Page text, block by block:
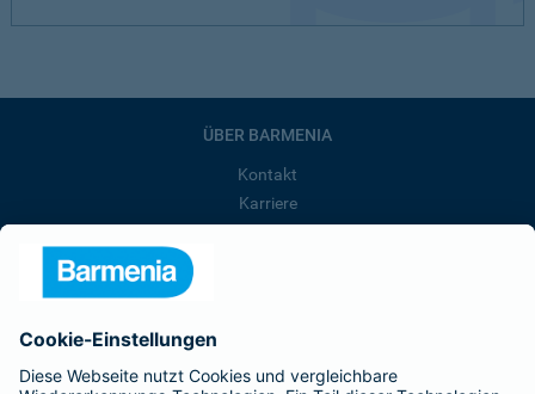
ÜBER BARMENIA
Kontakt
Karriere
Barmenia ist Teil der BarmeniaGothaer